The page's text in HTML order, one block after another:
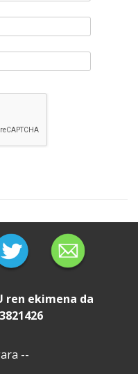
ren ekimena da
--